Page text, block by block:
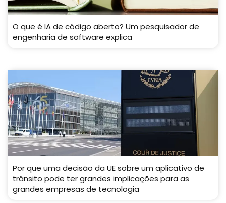
O que é IA de código aberto? Um pesquisador de
engenharia de software explica
Por que uma decisão da UE sobre um aplicativo de
trânsito pode ter grandes implicações para as
grandes empresas de tecnologia